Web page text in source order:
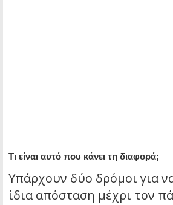
Τι είναι αυτό που κάνει τη διαφορά;
Υπάρχουν δύο δρόμοι για
ίδια απόσταση μέχρι τον